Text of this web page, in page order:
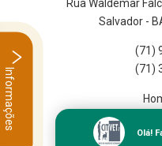
Rua Waldemar
Salvador -
(71)
(71)
Olá!
Informações